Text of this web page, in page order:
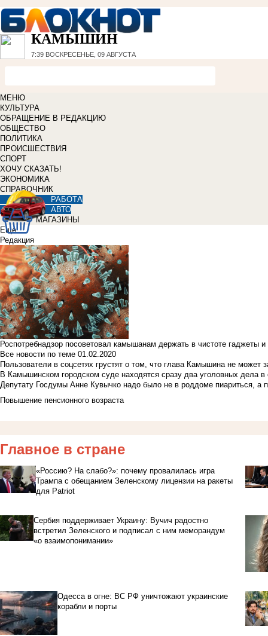
КАМЫШИН
7:39 ВОСКРЕСЕНЬЕ, 09 АВГУСТА
МЕНЮ
КУЛЬТУРА
ОБРАЩЕНИЕ В РЕДАКЦИЮ
ОБЩЕСТВО
ПОЛИТИКА
ПРОИСШЕСТВИЯ
СПОРТ
ХОЧУ СКАЗАТЬ!
ЭКОНОМИКА
СПРАВОЧНИК
РАБОТА
АВТО
МАГАЗИНЫ
Еще
Редакция
Роспотребнадзор посоветовал камышанам держать в чистоте гаджеты
Все новости по теме 01.02.2020
Пользователи в соцсетях грустят о том, что глава Камышина не может
В Камышинском городском суде находятся сразу два уголовных дела
Депутату Госдумы Анне Кувычко надо было не в роддоме пиариться, а
Повышение пенсионного возраста
Главное в стране
«Россию? На слабо?»: почему провалилась игра
Трампа с обещанием Зеленскому лицензии на ракеты
для Patriot
Сербия поддерживает Украину: Вучич радостно
встретил Зеленского и подписал с ним меморандум
«о взаимопонимании»
Одесса в огне: ВС РФ уничтожают украинские
корабли и порты